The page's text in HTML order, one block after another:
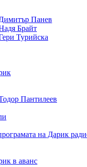
Панев
Брайт
Турийска
Пантилеев
на Дарик
в аванс